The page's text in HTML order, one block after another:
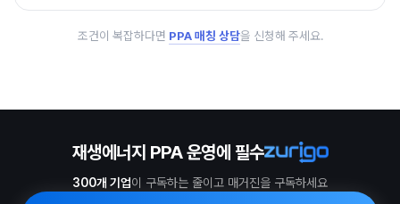
조건이 복잡하다면 PPA 매칭 상담을 신청해 주세요.
재생에너지 PPA 운영에 필수
300개 기업이 구독하는 줄이고 매거진을 구독하세요